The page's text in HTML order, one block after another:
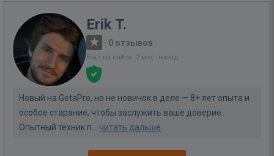
Erik T.
· 0 отзывов
Был на сайте: 2 мес. назад
Новый на GetaPro, но не новичок в деле — 8+ лет опыта и
особое старание, чтобы заслужить ваше доверие.
Опытный техник п... читать дальше